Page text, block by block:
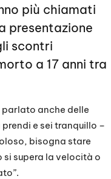
più chiamati
presentazione
scontri
a 17 anni tra
parlato anche delle
e sei tranquillo –
bisogna stare
si supera la velocità o